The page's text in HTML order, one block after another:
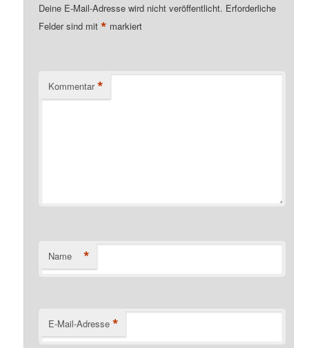
Deine E-Mail-Adresse wird nicht veröffentlicht. Erforderliche
Felder sind mit* markiert
Kommentar *
Name *
E-Mail-Adresse *